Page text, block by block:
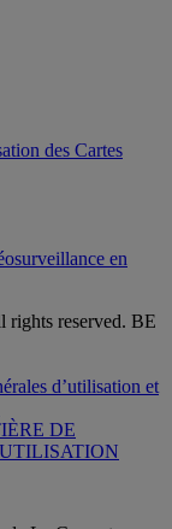
des Cartes
en
reserved. BE
d’utilisation et
DE